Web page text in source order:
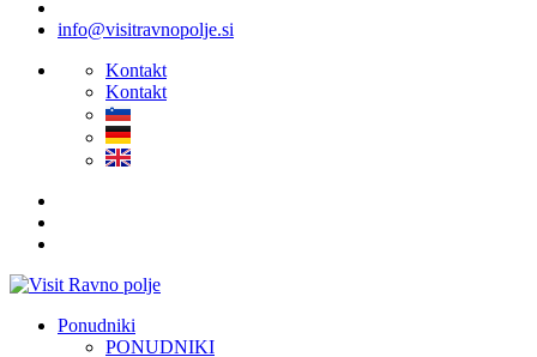
info@visitravnopolje.si
Kontakt
Kontakt
Ponudniki
PONUDNIKI